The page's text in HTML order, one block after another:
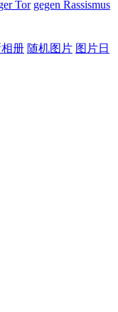
Tor gegen Rassismus
册 随机图片 图片日